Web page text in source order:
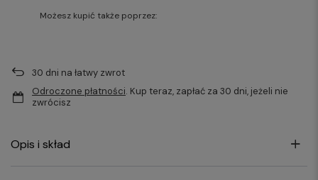
Możesz kupić także poprzez:
30 dni na łatwy zwrot
Odroczone płatności. Kup teraz, zapłać za 30 dni, jeżeli nie
zwrócisz
Opis i skład